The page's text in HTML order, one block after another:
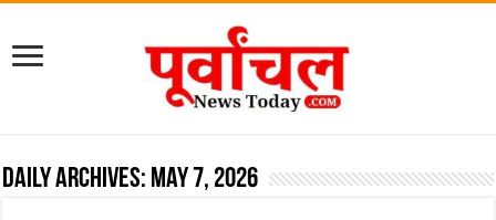
Daily Archives: May 7, 2026